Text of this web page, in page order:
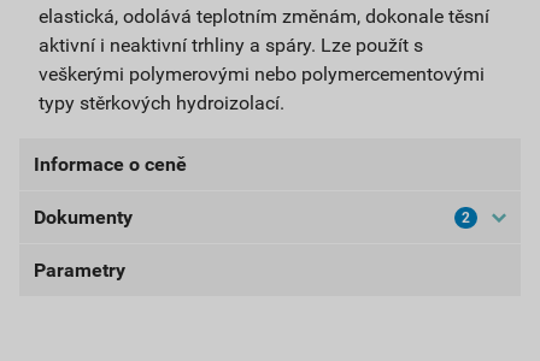
elastická, odolává teplotním změnám, dokonale těsní
aktivní i neaktivní trhliny a spáry. Lze použít s
veškerými polymerovými nebo polymercementovými
typy stěrkových hydroizolací.
Informace o ceně
Aktuální prodejní cena po slevě 10% z ceníkové ceny
2 193,75 Kč
Dokumenty 2
Prohlášení o shodě
Parametry